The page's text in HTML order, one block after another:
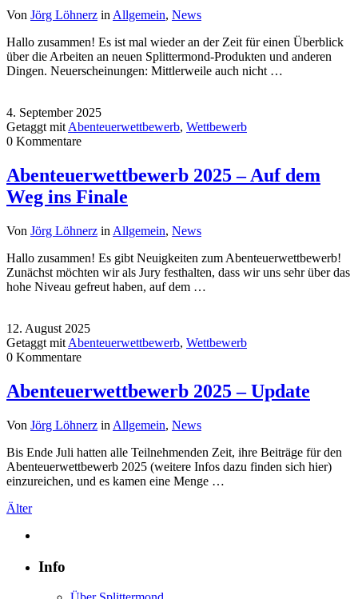
Von Jörg Löhnerz in Allgemein, News
Hallo zusammen! Es ist mal wieder an der Zeit für einen Überblick
über die Arbeiten an neuen Splittermond-Produkten und anderen
Dingen. Neuerscheinungen: Mittlerweile auch nicht …
4. September 2025
Getaggt mit Abenteuerwettbewerb, Wettbewerb
0 Kommentare
Abenteuerwettbewerb 2025 – Auf dem
Weg ins Finale
Von Jörg Löhnerz in Allgemein, News
Hallo zusammen! Es gibt Neuigkeiten zum Abenteuerwettbewerb!
Zunächst möchten wir als Jury festhalten, dass wir uns sehr über das
hohe Niveau gefreut haben, auf dem …
12. August 2025
Getaggt mit Abenteuerwettbewerb, Wettbewerb
0 Kommentare
Abenteuerwettbewerb 2025 – Update
Von Jörg Löhnerz in Allgemein, News
Bis Ende Juli hatten alle Teilnehmenden Zeit, ihre Beiträge für den
Abenteuerwettbewerb 2025 (weitere Infos dazu finden sich hier)
einzureichen, und es kamen eine Menge …
Älter
Info